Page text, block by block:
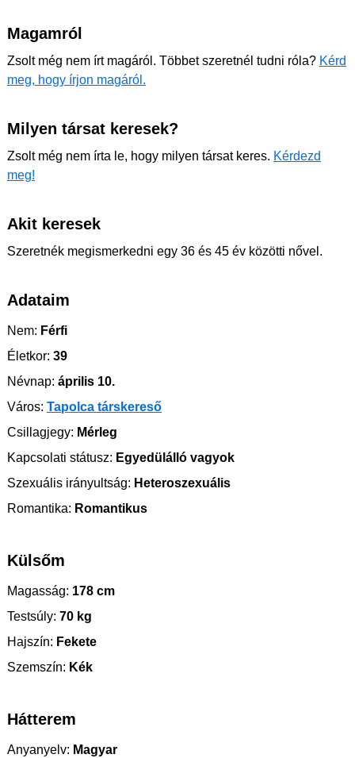
Magamról
Zsolt még nem írt magáról. Többet szeretnél tudni róla? Kérd
meg, hogy írjon magáról.
Milyen társat keresek?
Zsolt még nem írta le, hogy milyen társat keres. Kérdezd
meg!
Akit keresek
Szeretnék megismerkedni egy 36 és 45 év közötti nővel.
Adataim
Nem: Férfi
Életkor: 39
Névnap: április 10.
Város: Tapolca társkereső
Csillagjegy: Mérleg
Kapcsolati státusz: Egyedülálló vagyok
Szexuális irányultság: Heteroszexuális
Romantika: Romantikus
Külsőm
Magasság: 178 cm
Testsúly: 70 kg
Hajszín: Fekete
Szemszín: Kék
Hátterem
Anyanyelv: Magyar